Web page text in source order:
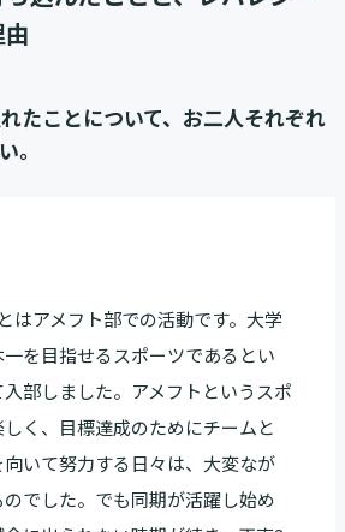
たことについて、お二人それぞれ
。
はアメフト部での活動です。大学
を目指せるスポーツであるとい
部しました。アメフトというスポ
く、目標達成のためにチームと
向いて努力する日々は、大変なが
でした。でも同期が活躍し始め